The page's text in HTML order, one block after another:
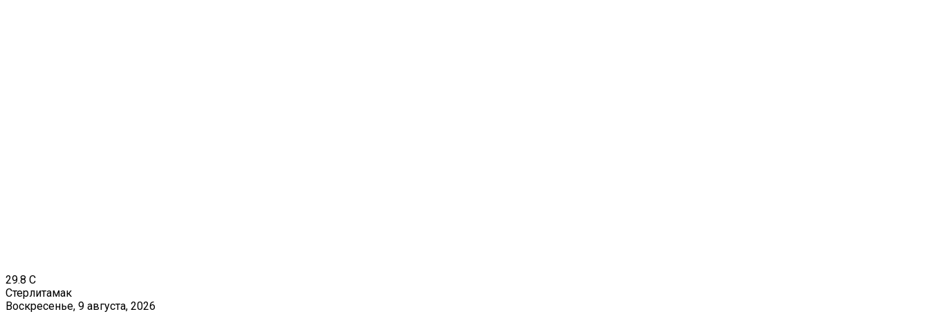
29.8 C
Стерлитамак
Воскресенье, 9 августа, 2026